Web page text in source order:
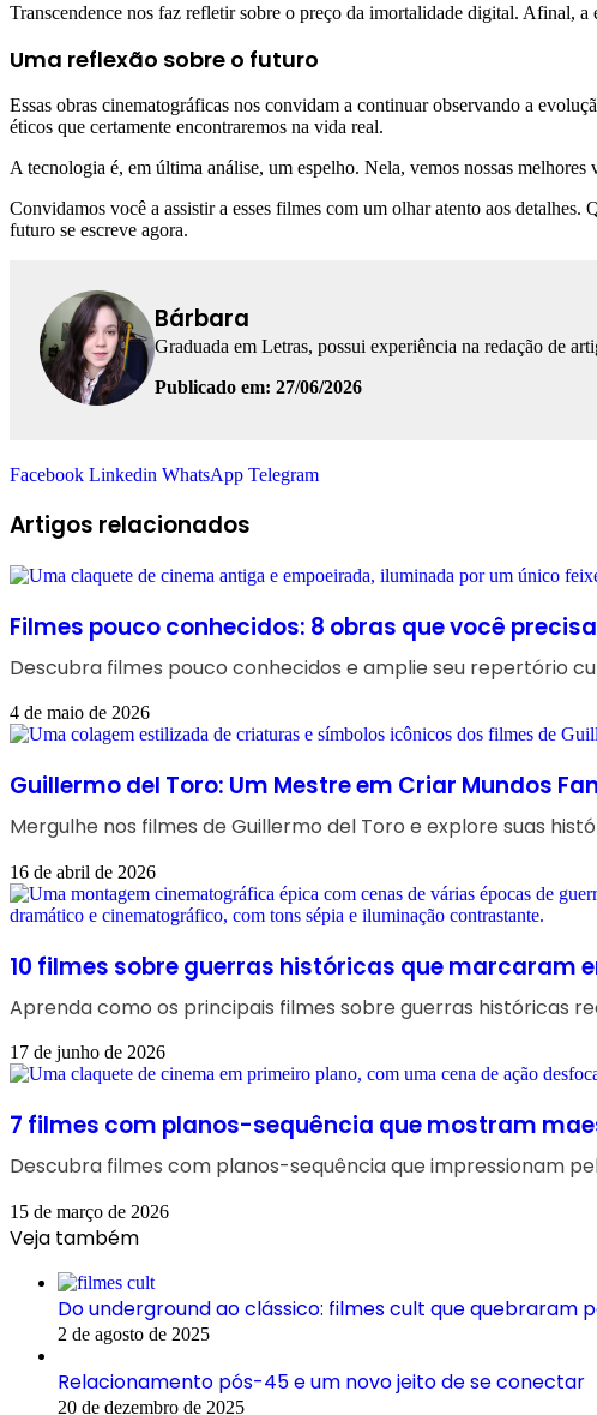
Transcendence nos faz refletir sobre o preço da imortalidade digital. Afinal,
Uma reflexão sobre o futuro
Essas obras cinematográficas nos convidam a continuar observando a
éticos que certamente encontraremos na vida real.
A tecnologia é, em última análise, um espelho. Nela, vemos nossas
Convidamos você a assistir a esses filmes com um olhar atento aos
futuro se escreve agora.
Bárbara
Graduada em Letras, possui experiência na redação de
Publicado em: 27/06/2026
Facebook Linkedin WhatsApp Telegram
Artigos relacionados
Filmes pouco conhecidos: 8 obras que você
Descubra filmes pouco conhecidos e amplie seu repertório
4 de maio de 2026
Guillermo del Toro: Um Mestre em Criar Mundos
Mergulhe nos filmes de Guillermo del Toro e explore suas
16 de abril de 2026
10 filmes sobre guerras históricas que marcaram
Aprenda como os principais filmes sobre guerras históricas
17 de junho de 2026
7 filmes com planos-sequência que mostram
Descubra filmes com planos-sequência que impressionam
15 de março de 2026
Veja também
Do underground ao clássico: filmes cult que quebraram
2 de agosto de 2025
Relacionamento pós-45 e um novo jeito de se conectar
20 de dezembro de 2025